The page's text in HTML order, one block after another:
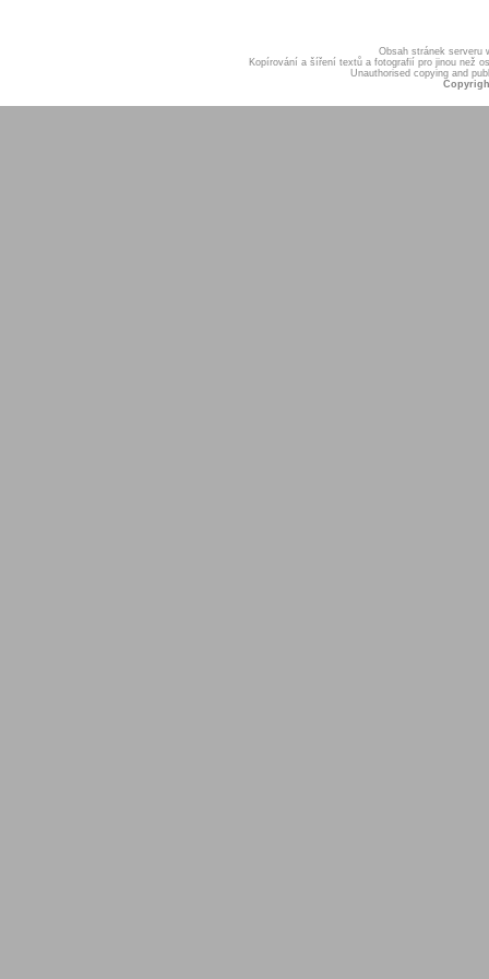
Obsah stránek serveru
Kopírování a šíření textů a fotografií pro jinou než
Unauthorised copying and